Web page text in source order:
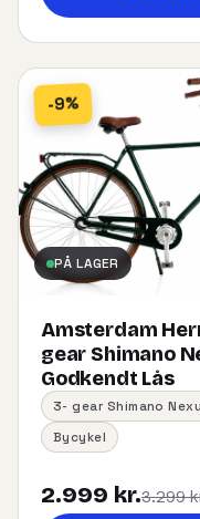
-9%
PÅ LAGER
Amsterdam
gear Shimano
Godkendt Lås
3- gear Shimano
Bycykel
2.999 kr.3.299